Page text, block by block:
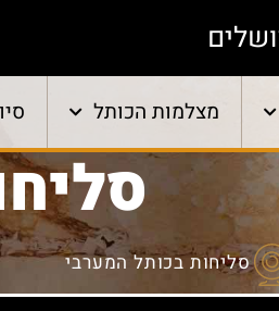
מצלמות הכותל
סליחות בכותל המערבי